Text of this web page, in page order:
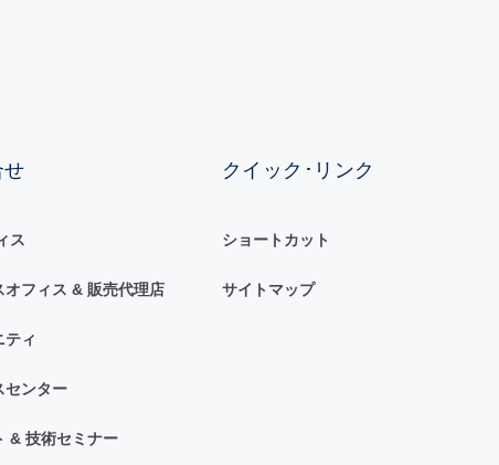
ス
オフィス & 販売代理店
ティ
センター
& 技術セミナー
クイック･リンク
ショートカット
サイトマップ